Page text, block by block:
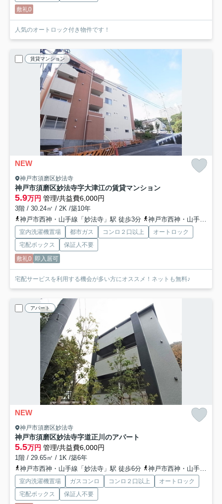
敷礼0
人気のオートロック付き物件です！
賃貸マンション
NEW
神戸市須磨区妙法寺
神戸市須磨区妙法寺字大津江の賃貸マンション
5.9万円 管理/共益費6,000円
3階 / 30.24㎡ / 2K /築10年
神戸市西神・山手線「妙法寺」駅 徒歩3分
神戸市西神・山手線「名谷」駅 徒歩22分
室内洗濯機置場 都市ガス コンロ２口以上
オートロック
宅配ボックス
保証人不要
敷礼0 即入居可
宅配サービスを利用する機会が多い方にオススメ！ネットも無料♪
アパート
NEW
神戸市須磨区妙法寺
神戸市須磨区妙法寺字道正川のアパート
5.5万円 管理/共益費6,000円
1階 / 29.65㎡ / 1K /築6年
神戸市西神・山手線「妙法寺」駅 徒歩6分
神戸市西神・山手線「名谷」駅 徒歩24分
室内洗濯機置場 ガスコンロ コンロ２口以上
オートロック
宅配ボックス
保証人不要